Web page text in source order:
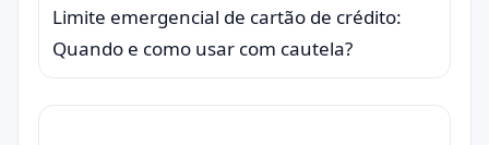
Limite emergencial de cartão de crédito:
Quando e como usar com cautela?